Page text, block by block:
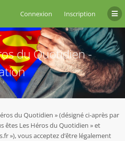
Connexion Inscription
du Quotidien -
du Quotidien » (désigné ci-après par
êtes Les Héros du Quotidien » et
»), vous acceptez d’être légalement